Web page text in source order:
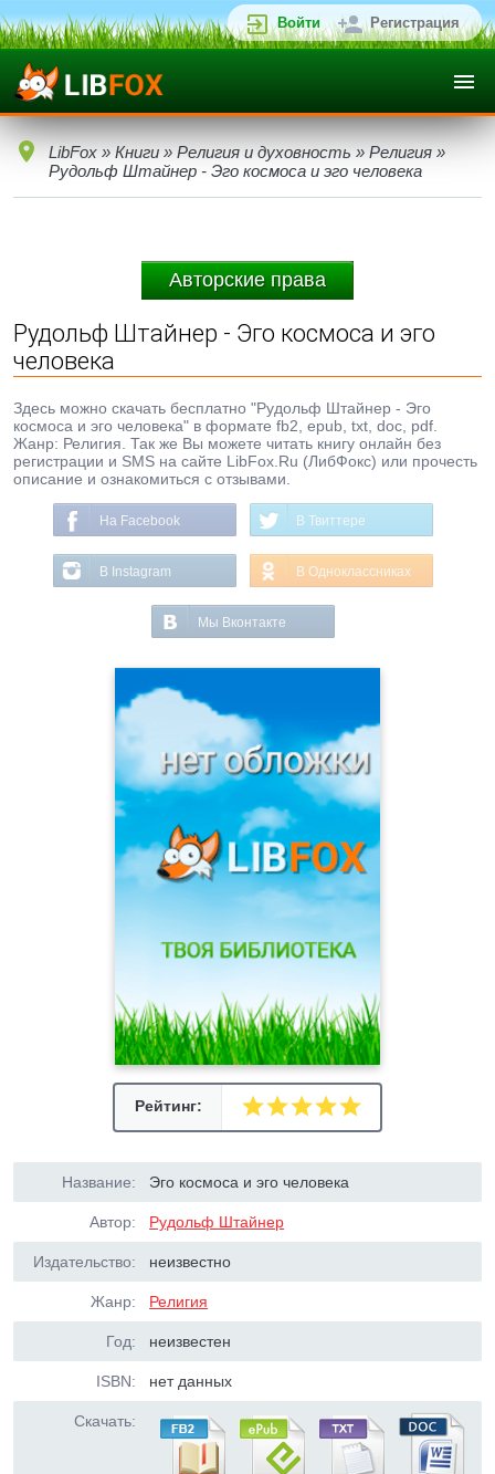
Войти Регистрация
LibFox » Книги » Религия и духовность » Религия »
Рудольф Штайнер - Эго космоса и эго человека
Авторские права
Рудольф Штайнер - Эго космоса и эго
человека
Здесь можно скачать бесплатно "Рудольф Штайнер - Эго
космоса и эго человека" в формате fb2, epub, txt, doc, pdf.
Жанр: Религия. Так же Вы можете читать книгу онлайн без
регистрации и SMS на сайте LibFox.Ru (ЛибФокс) или прочесть
описание и ознакомиться с отзывами.
На Facebook В Твиттере
В Instagram В Одноклассниках
Мы Вконтакте
Рейтинг:
Название: Эго космоса и эго человека
Автор: Рудольф Штайнер
Издательство: неизвестно
Жанр: Религия
Год: неизвестен
ISBN: нет данных
Скачать: